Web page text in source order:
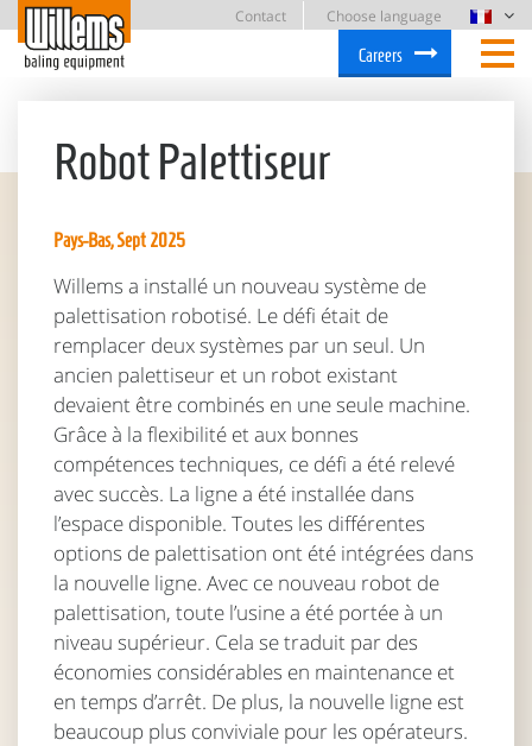
Contact
Choose language
Careers
Robot Palettiseur
Pays-Bas, Sept 2025
Willems a installé un nouveau système de
palettisation robotisé. Le défi était de
remplacer deux systèmes par un seul. Un
ancien palettiseur et un robot existant
devaient être combinés en une seule machine.
Grâce à la flexibilité et aux bonnes
compétences techniques, ce défi a été relevé
avec succès. La ligne a été installée dans
l’espace disponible. Toutes les différentes
options de palettisation ont été intégrées dans
la nouvelle ligne. Avec ce nouveau robot de
palettisation, toute l’usine a été portée à un
niveau supérieur. Cela se traduit par des
économies considérables en maintenance et
en temps d’arrêt. De plus, la nouvelle ligne est
beaucoup plus conviviale pour les opérateurs.